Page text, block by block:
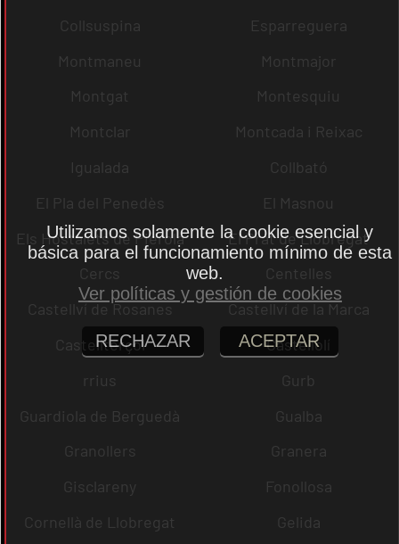
Collsuspina
Esparreguera
Montmaneu
Montmajor
Montgat
Montesquiu
Montclar
Montcada i Reixac
Igualada
Collbató
El Pla del Penedès
El Masnou
Els Hostalets de Pierola
El Prat de Llobregat
Cercs
Centelles
Castellví de Rosanes
Castellví de la Marca
Castellterçol
Castellolí
rrius
Gurb
Guardiola de Berguedà
Gualba
Granollers
Granera
Gisclareny
Fonollosa
Cornellà de Llobregat
Gelida
Utilizamos solamente la cookie esencial y
básica para el funcionamiento mínimo de esta
web.
Ver políticas y gestión de cookies
RECHAZAR ACEPTAR